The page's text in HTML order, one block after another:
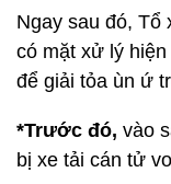
Ngay sau đó,
có mặt xử lý
để giải tỏa ùn ứ
*Trước đó, vào
bị xe tải cán tử